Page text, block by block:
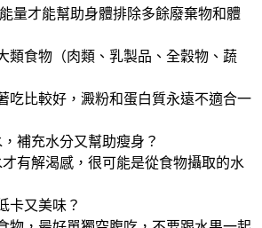
量才能幫助身體排除多餘廢棄物和體
類食物（肉類、乳製品、全穀物、蔬
吃比較好，澱粉和蛋白質永遠不適合一
補充水分又幫助瘦身？
才有解渴感，很可能是從食物攝取的水
卡又美味？